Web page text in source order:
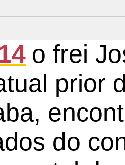
o frei
prior
do